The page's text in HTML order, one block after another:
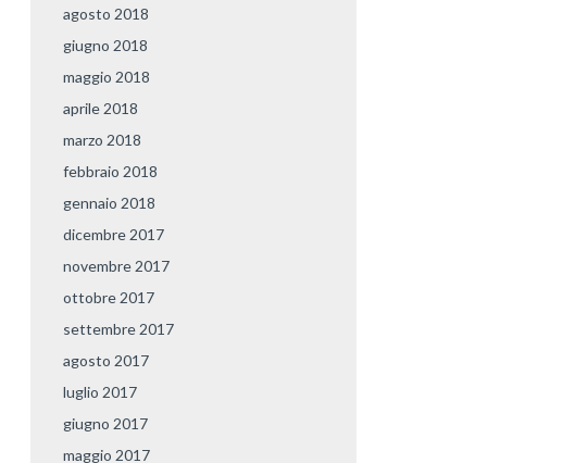
agosto 2018
giugno 2018
maggio 2018
aprile 2018
marzo 2018
febbraio 2018
gennaio 2018
dicembre 2017
novembre 2017
ottobre 2017
settembre 2017
agosto 2017
luglio 2017
giugno 2017
maggio 2017